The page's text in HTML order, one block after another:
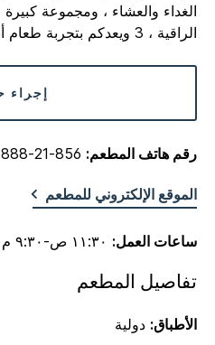
الغداء والعشاء ، ومجموعة
الراقية ، 3 ويعدكم بتجربة طعام أنيقة وواضحة.
إجراء
رقم هاتف المطعم:
الموقع الإلكتروني للمطعم
ساعات العمل:
تفاصيل المطعم
الأطباق: دولية